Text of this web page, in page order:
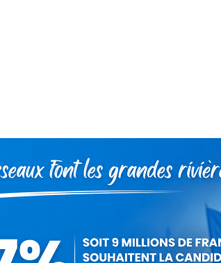
29 mars 2021